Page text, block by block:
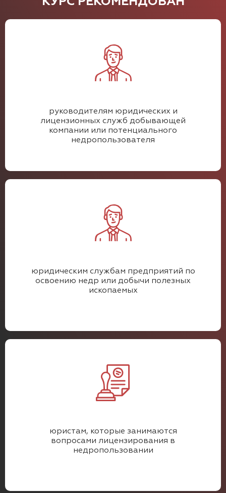
руководителям юридических и
лицензионных служб добывающей
компании или потенциального
недропользователя
юридическим службам предприятий по
освоению недр или добычи полезных
ископаемых
юристам, которые занимаются
вопросами лицензирования в
недропользовании